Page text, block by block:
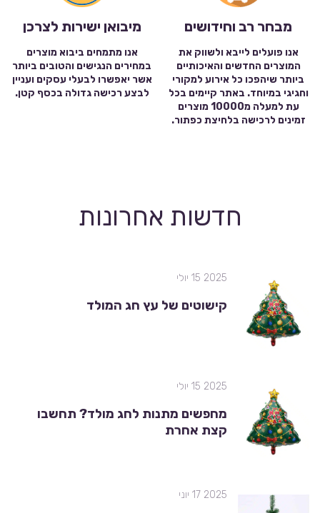
מבחר רב וחידושים
אנו פועלים לייבא ולשווק את
המוצרים החדשים והאיכותיים
ביותר שיהפכו כל אירוע למקורי
וחגיגי במיוחד. באתר קיימים בכל
עת למעלה מ10000 מוצרים
זמינים לרכישה בלחיצת כפתור.
מיבואן ישירות לצרכן
אנו מתמחים ביבוא מוצרים
במחירים הנגישים והטובים ביותר
אשר יאפשרו לבעלי עסקים ועניין
לבצע רכישה גדולה בכסף קטן.
חדשות אחרונות
2025 15 יולי
קישוטים של עץ חג המולד
2025 15 יולי
מחפשים מתנות לחג מולד? תחשבו
קצת אחרת
2025 17 יוני